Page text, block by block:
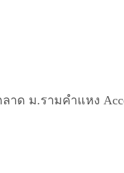
.รามคำแหง